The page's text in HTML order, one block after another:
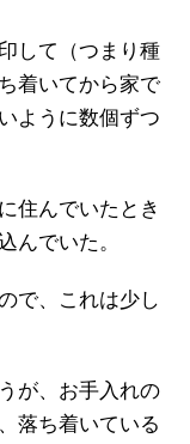
して（つまり種
着いてから家で
ように数個ずつ
住んでいたとき
んでいた。
で、これは少し
が、お手入れの
落ち着いている